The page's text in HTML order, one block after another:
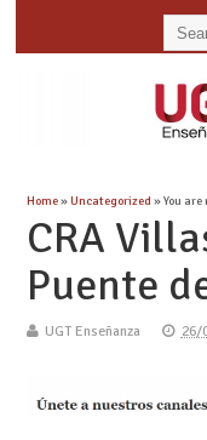
Home»Uncategorized » You
CRA
Puente
UGT Enseñanza 26/